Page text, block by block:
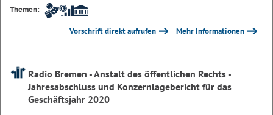
Themen:
Vorschrift direkt aufrufen Mehr Informationen
Radio Bremen - Anstalt des öffentlichen Rechts -
Jahresabschluss und Konzernlagebericht für das
Geschäftsjahr 2020